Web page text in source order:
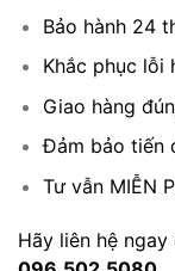
Bảo hành 24
Khắc phục lỗi
Giao hàng
Đảm bảo tiến
Tư vẫn MIỄN
Hãy liên hệ